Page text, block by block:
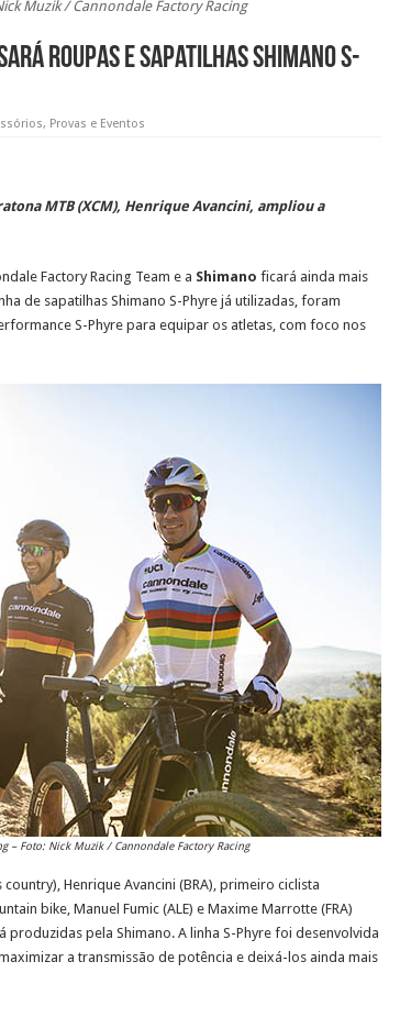
Muzik / Cannondale Factory Racing
roupas e sapatilhas Shimano S-
, Provas e Eventos
MTB (XCM), Henrique Avancini, ampliou a
Factory Racing Team e a Shimano ficará ainda mais
de sapatilhas Shimano S-Phyre já utilizadas, foram
S-Phyre para equipar os atletas, com foco nos
– Foto: Nick Muzik / Cannondale Factory Racing
Henrique Avancini (BRA), primeiro ciclista
bike, Manuel Fumic (ALE) e Maxime Marrotte (FRA)
produzidas pela Shimano. A linha S-Phyre foi desenvolvida
a transmissão de potência e deixá-los ainda mais